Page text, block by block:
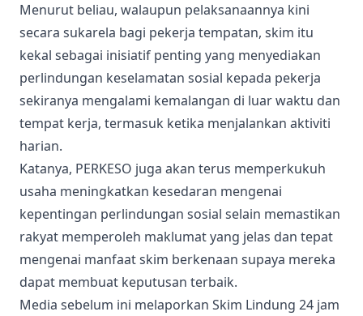
Menurut beliau, walaupun pelaksanaannya kini
secara sukarela bagi pekerja tempatan, skim itu
kekal sebagai inisiatif penting yang menyediakan
perlindungan keselamatan sosial kepada pekerja
sekiranya mengalami kemalangan di luar waktu dan
tempat kerja, termasuk ketika menjalankan aktiviti
harian.
Katanya, PERKESO juga akan terus memperkukuh
usaha meningkatkan kesedaran mengenai
kepentingan perlindungan sosial selain memastikan
rakyat memperoleh maklumat yang jelas dan tepat
mengenai manfaat skim berkenaan supaya mereka
dapat membuat keputusan terbaik.
Media sebelum ini melaporkan Skim Lindung 24 jam